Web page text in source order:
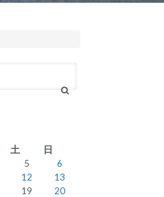
土
日
5
6
12
13
19
20